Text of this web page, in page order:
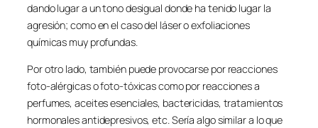
dando lugar a un tono desigual donde ha tenido lugar la
agresión; como en el caso del láser o exfoliaciones
químicas muy profundas.
Por otro lado, también puede provocarse por reacciones
foto-alérgicas o foto-tóxicas como por reacciones a
perfumes, aceites esenciales, bactericidas, tratamientos
hormonales antidepresivos, etc. Sería algo similar a lo que